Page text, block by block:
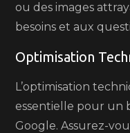
ou des images
besoins et aux
Optimisation
L’optimisation
essentielle pour un
Google. Assurez-